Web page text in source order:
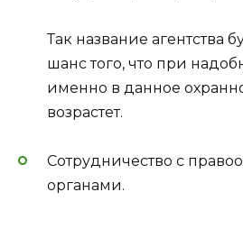
Так название агентства
шанс того, что при
именно в данное
возрастет.
Сотрудничество с
органами.